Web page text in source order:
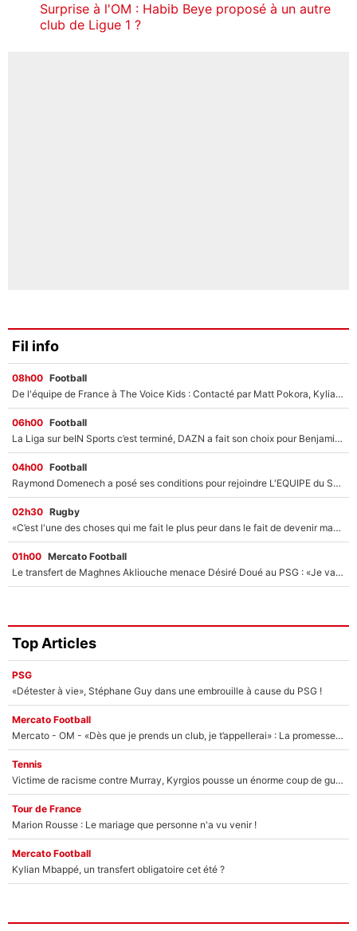
Surprise à l'OM : Habib Beye proposé à un autre
club de Ligue 1 ?
Fil info
08h00 Football
De l'équipe de France à The Voice Kids : Contacté par Matt Pokora, Kylian Mbappé a accepté de jouer un rôle inédit sur TF1 !
06h00 Football
La Liga sur beIN Sports c’est terminé, DAZN a fait son choix pour Benjamin Da Silva et Omar Da Fonseca !
04h00 Football
Raymond Domenech a posé ses conditions pour rejoindre L'EQUIPE du Soir : Il refuse de faire l'émission avec un autre chroniqueur !
02h30 Rugby
«C’est l'une des choses qui me fait le plus peur dans le fait de devenir maman» : En couple avec Antoine Dupont, Iris Mittenaere s'inquiète déjà pour ses futurs enfants !
01h00 Mercato Football
Le transfert de Maghnes Akliouche menace Désiré Doué au PSG : «Je valide à 200%»
Top Articles
PSG
«Détester à vie», Stéphane Guy dans une embrouille à cause du PSG !
Mercato Football
Mercato - OM - «Dès que je prends un club, je t’appellerai» : La promesse de Marcelino au moment de claquer la porte
Tennis
Victime de racisme contre Murray, Kyrgios pousse un énorme coup de gueule !
Tour de France
Marion Rousse : Le mariage que personne n'a vu venir !
Mercato Football
Kylian Mbappé, un transfert obligatoire cet été ?